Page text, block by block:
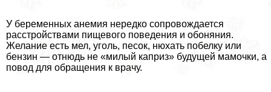
У беременных анемия нередко сопровождается
расстройствами пищевого поведения и обоняния.
Желание есть мел, уголь, песок, нюхать побелку или
бензин — отнюдь не «милый каприз» будущей мамочки, а
повод для обращения к врачу.